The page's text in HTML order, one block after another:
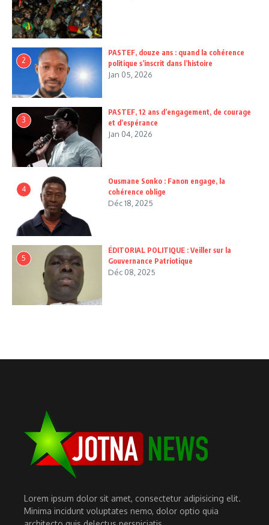
2
PASTEF, douze ans : quand la cohérence
politique s’inscrit dans l’histoire
Jan 05, 2026
3
PASTEF, 12 ans d’engagement, de courage
et d’espérance
Jan 04, 2026
4
Ousmane Sonko : Fanon engage, la
cohérence oblige
Déc 18, 2025
5
ÉDITORIAL POLITIQUE : Veiller sur la
Gouvernance Patriotique
Déc 08, 2025
Lorem ipsum dolor sit amet, consectetur adipisicing elit.
Minima incidunt voluptates nemo, dolor optio quia